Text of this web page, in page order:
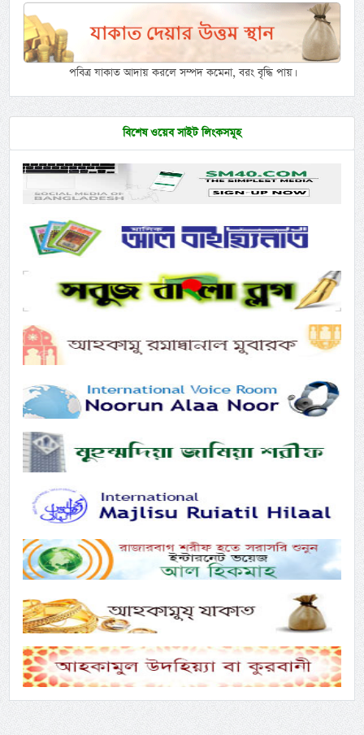
পবিত্র যাকাত আদায় করলে সম্পদ কমেনা, বরং বৃদ্ধি পায়।
বিশেষ ওয়েব সাইট লিংকসমূহ